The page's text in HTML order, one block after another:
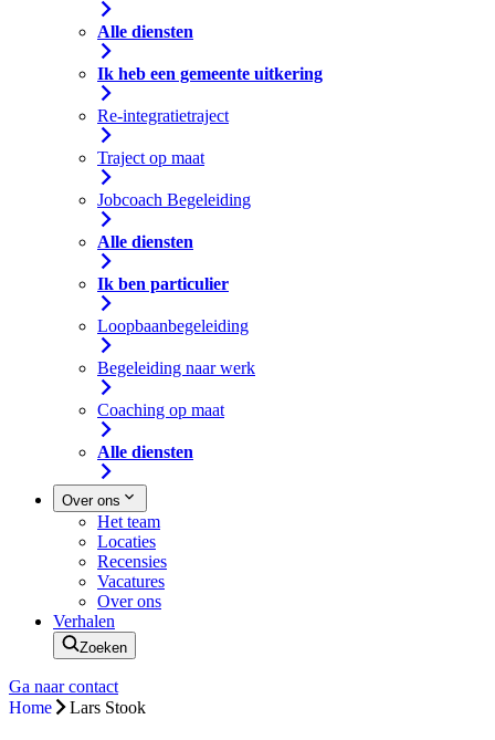
Alle diensten
Ik heb een gemeente uitkering
Re-integratietraject
Traject op maat
Jobcoach Begeleiding
Alle diensten
Ik ben particulier
Loopbaanbegeleiding
Begeleiding naar werk
Coaching op maat
Alle diensten
Over ons
Het team
Locaties
Recensies
Vacatures
Over ons
Verhalen
Zoeken
Ga naar contact
Home
Lars Stook